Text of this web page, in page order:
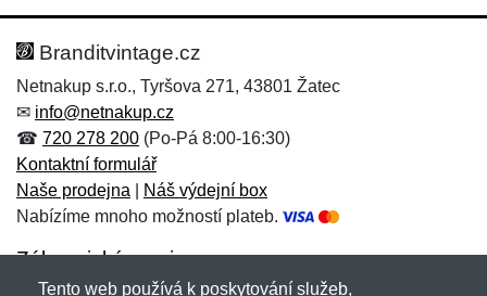
Hodnocení:
Jméno: *
Jméno:
E-mail:*
Branditvintage.cz
Netnakup s.r.o., Tyršova 271, 43801 Žatec
✉ info@netnakup.cz
☎ 720 278 200 (Po-Pá 8:00-16:30)
Kontaktní formulář
Naše prodejna
Náš výdejní box
Nabízíme mnoho možností plateb.
Zákaznický servis
Tento web používá k poskytování služeb,